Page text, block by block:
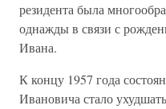
резидента была
однажды в связи с
Ивана.
К концу 1957 года
Ивановича стало